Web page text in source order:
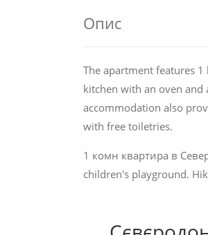
Опис
The apartment features
kitchen with an oven and
accommodation also
with free toiletries.
1 комн квартира в
children's playground.